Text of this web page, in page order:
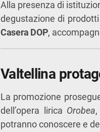
Alla presenza di
degustazione di
Casera DOP,
Valtellina
La promozione
dell’opera lirica Orobea
potranno conoscere e